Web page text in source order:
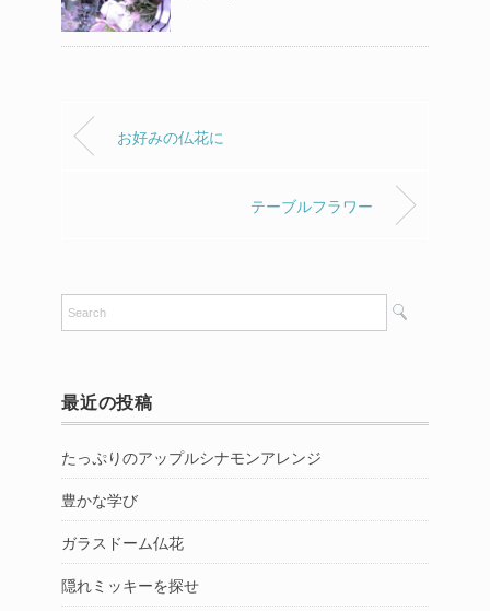
お好みの仏花に
テーブルフラワー
最近の投稿
たっぷりのアップルシナモンアレンジ
豊かな学び
ガラスドーム仏花
隠れミッキーを探せ